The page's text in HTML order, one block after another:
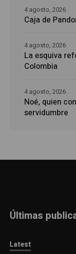
Caja de
4 agosto, 2026
La esquiva
Colombia
4 agosto, 2026
Noé, quien
servidumbre
4 agosto, 2026
Últimas
Latest